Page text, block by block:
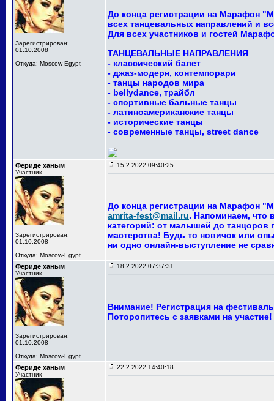
Зарегистрирован:
01.10.2008
Откуда: Moscow-Egypt
До конца регистрации на Марафон
всех танцевальных направлений и
Для всех участников и гостей
ТАНЦЕВАЛЬНЫЕ НАПРАВЛЕНИЯ
- классический балет
- джаз-модерн, контемпорари
- танцы народов мира
- bellydance, трайбл
- спортивные бальные танцы
- латиноамериканские танцы
- исторические танцы
- современные танцы, street dance
Фериде ханым
Участник
Зарегистрирован:
01.10.2008
Откуда: Moscow-Egypt
15.2.2022 09:40:25
До конца регистрации на Марафон
amrita-fest@mail.ru. Напоминаем, что
категорий: от малышей до танцоров
мастерства! Будь то новичок или
ни одно онлайн-выступление не
Фериде ханым
Участник
Зарегистрирован:
01.10.2008
Откуда: Moscow-Egypt
18.2.2022 07:37:31
Внимание! Регистрация на
Поторопитесь с заявками на участие!
Фериде ханым
Участник
22.2.2022 14:40:18